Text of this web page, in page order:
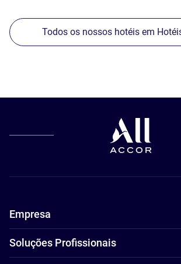
Todos os nossos hotéis em
Empresa
Soluções Profissionais